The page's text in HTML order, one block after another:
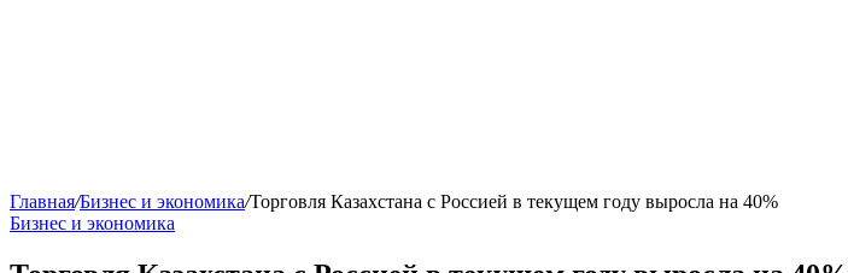
Главная/Бизнес и экономика/Торговля Казахстана с Россией в текущем году выросла на 40%
Бизнес и экономика